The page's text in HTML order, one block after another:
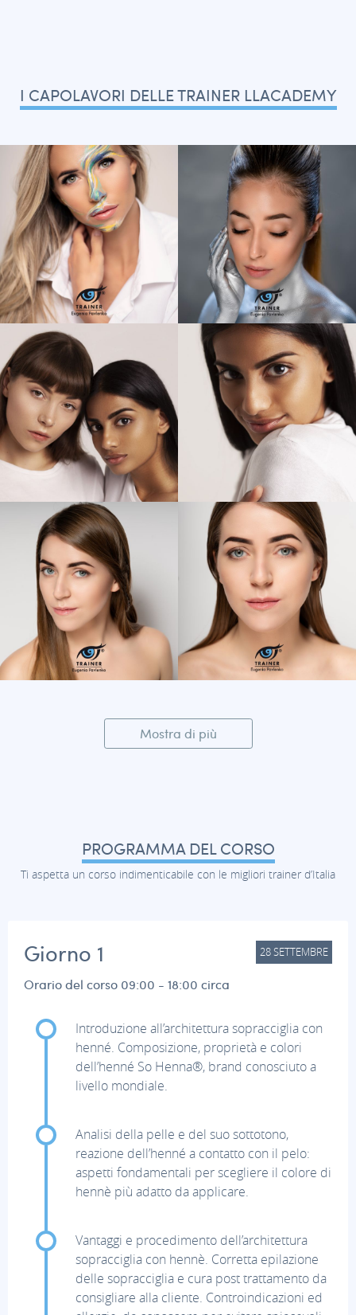
I CAPOLAVORI DELLE TRAINER LLACADEMY
Mostra di più
PROGRAMMA DEL CORSO
Ti aspetta un corso indimenticabile con le migliori trainer d’Italia
28 SETTEMBRE
Giorno 1
Orario del corso 09:00 - 18:00 circa
Introduzione all’architettura sopracciglia con
henné. Composizione, proprietà e colori
dell’henné So Henna®, brand conosciuto a
livello mondiale.
Analisi della pelle e del suo sottotono,
reazione dell’henné a contatto con il pelo:
aspetti fondamentali per scegliere il colore di
hennè più adatto da applicare.
Vantaggi e procedimento dell’architettura
sopracciglia con hennè. Corretta epilazione
delle sopracciglia e cura post trattamento da
consigliare alla cliente. Controindicazioni ed